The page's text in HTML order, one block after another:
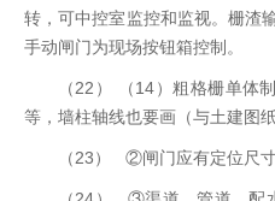
转，可中控室监控和监视。栅渣
手动闸门为现场按钮箱控制。
（22） （14）粗格栅单
等，墙柱轴线也要画（与土建图
（23） ②闸门应有定位尺